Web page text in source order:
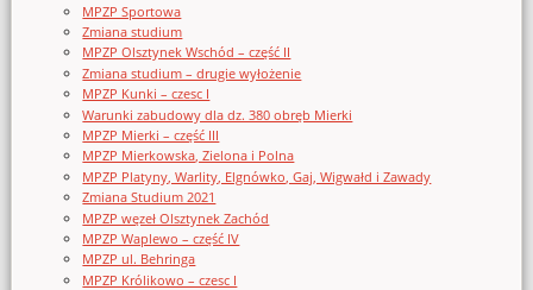
MPZP Sportowa
Zmiana studium
MPZP Olsztynek Wschód – część II
Zmiana studium – drugie wyłożenie
MPZP Kunki – czesc I
Warunki zabudowy dla dz. 380 obręb Mierki
MPZP Mierki – część III
MPZP Mierkowska, Zielona i Polna
MPZP Platyny, Warlity, Elgnówko, Gaj, Wigwałd i Zawady
Zmiana Studium 2021
MPZP węzeł Olsztynek Zachód
MPZP Waplewo – część IV
MPZP ul. Behringa
MPZP Królikowo – czesc I